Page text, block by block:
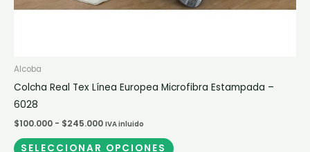
Alcoba
Colcha Real Tex Línea Europea Microfibra Estampada –
6028
$100.000 - $245.000 IVA inluido
SELECCIONAR OPCIONES
de